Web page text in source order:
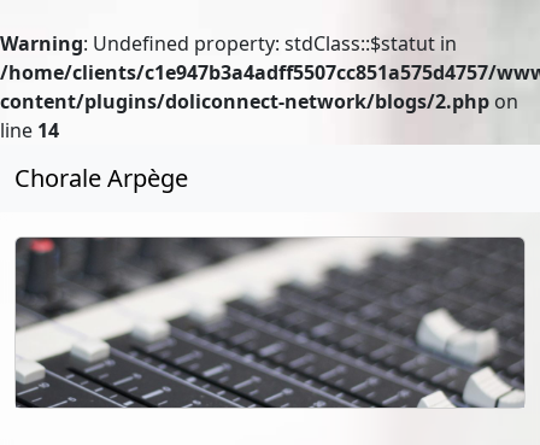
Warning: Undefined property: stdClass::$statut in
/home/clients/c1e947b3a4adff5507cc851a575d4757/
content/plugins/doliconnect-network/blogs/2.php on
line 14
Chorale Arpège